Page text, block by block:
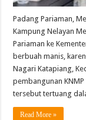
Padang Pariaman,
Kampung Nelayan
Pariaman ke
berbuah manis,
Nagari Katapiang,
pembangunan
tersebut tertuang
Read More »